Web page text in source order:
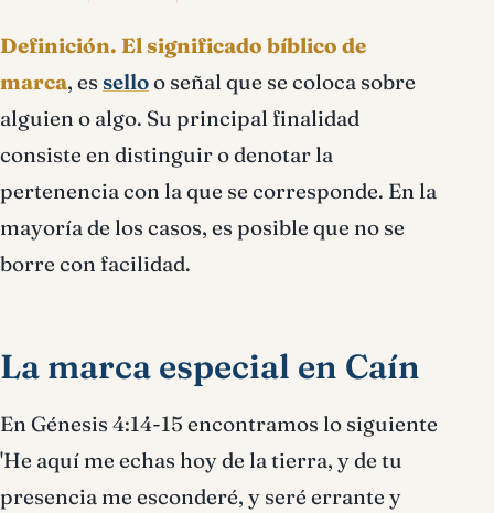
Definición. El significado bíblico de
marca, es selloo señal que se coloca sobre
alguien o algo. Su principal finalidad
consiste en distinguir o denotar la
pertenencia con la que se corresponde. En la
mayoría de los casos, es posible que no se
borre con facilidad.
La marca especial en Caín
En Génesis 4:14-15 encontramos lo siguiente
'He aquí me echas hoy de la tierra, y de tu
presencia me esconderé, y seré errante y